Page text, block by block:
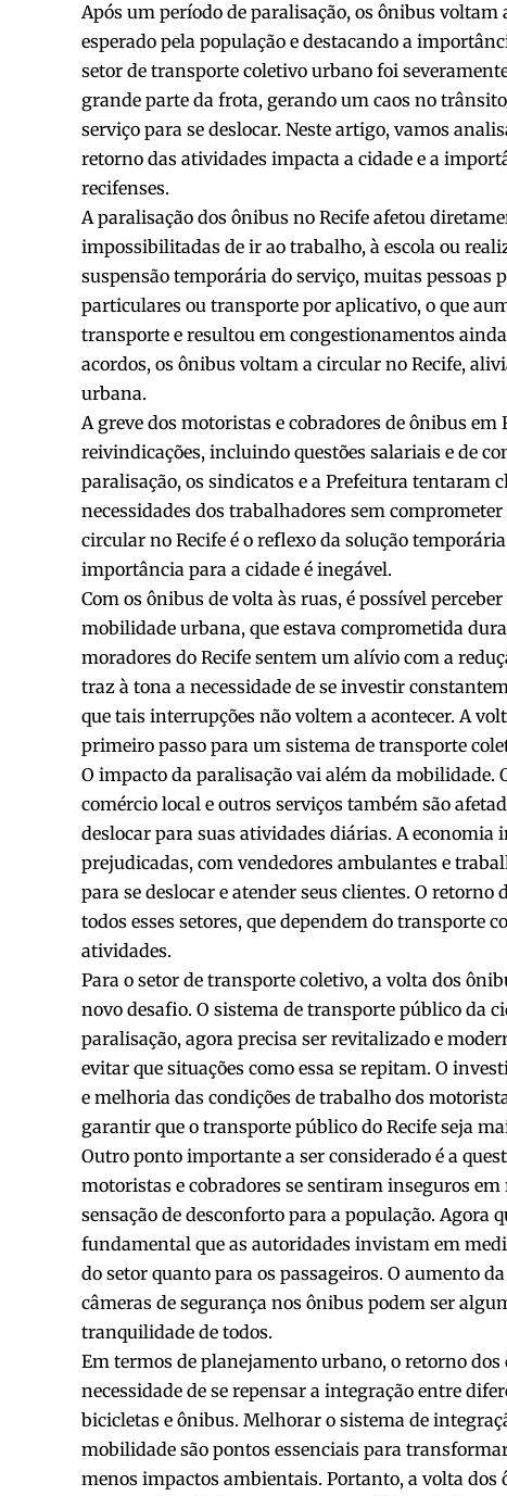
Após um período de paralisação, os ônibus
esperado pela população e destacando a
setor de transporte coletivo urbano foi
grande parte da frota, gerando um caos no
serviço para se deslocar. Neste artigo, vamos
retorno das atividades impacta a cidade e a
recifenses.
A paralisação dos ônibus no Recife afetou
impossibilitadas de ir ao trabalho, à escola ou
suspensão temporária do serviço, muitas
particulares ou transporte por aplicativo, o que
transporte e resultou em congestionamentos
acordos, os ônibus voltam a circular no Recife,
urbana.
A greve dos motoristas e cobradores de ônibus
reivindicações, incluindo questões salariais e de
paralisação, os sindicatos e a Prefeitura tentaram
necessidades dos trabalhadores sem
circular no Recife é o reflexo da solução
importância para a cidade é inegável.
Com os ônibus de volta às ruas, é possível
mobilidade urbana, que estava comprometida
moradores do Recife sentem um alívio com a
traz à tona a necessidade de se investir
que tais interrupções não voltem a acontecer. A
primeiro passo para um sistema de transporte
O impacto da paralisação vai além da mobilidade.
comércio local e outros serviços também são
deslocar para suas atividades diárias. A
prejudicadas, com vendedores ambulantes e
para se deslocar e atender seus clientes. O
todos esses setores, que dependem do transporte
atividades.
Para o setor de transporte coletivo, a volta dos
novo desafio. O sistema de transporte público da
paralisação, agora precisa ser revitalizado e
evitar que situações como essa se repitam. O
e melhoria das condições de trabalho dos
garantir que o transporte público do Recife seja
Outro ponto importante a ser considerado é a
motoristas e cobradores se sentiram inseguros
sensação de desconforto para a população. Agora
fundamental que as autoridades invistam em
do setor quanto para os passageiros. O aumento
câmeras de segurança nos ônibus podem ser
tranquilidade de todos.
Em termos de planejamento urbano, o retorno
necessidade de se repensar a integração entre
bicicletas e ônibus. Melhorar o sistema de
mobilidade são pontos essenciais para
menos impactos ambientais. Portanto, a volta dos